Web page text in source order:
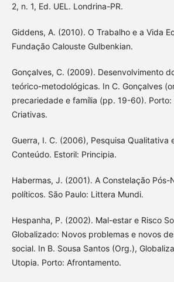
2, n. 1, Ed. UEL. Londrina-PR.
Giddens, A. (2010). O Trabalho e a Vida
Fundação Calouste Gulbenkian.
Gonçalves, C. (2009). Desenvolvimento
teórico-metodológicas. In C. Gonçalves
precariedade e família (pp. 19-60). Porto:
Criativas.
Guerra, I. C. (2006), Pesquisa Qualitativa
Conteúdo. Estoril: Principia.
Habermas, J. (2001). A Constelação Pós-
políticos. São Paulo: Littera Mundi.
Hespanha, P. (2002). Mal-estar e Risco
Globalizado: Novos problemas e novos
social. In B. Sousa Santos (Org.),
Utopia. Porto: Afrontamento.